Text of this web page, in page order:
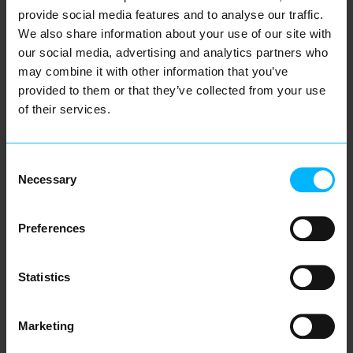
provide social media features and to analyse our traffic.
We also share information about your use of our site with
our social media, advertising and analytics partners who
may combine it with other information that you’ve
provided to them or that they’ve collected from your use
of their services.
Selection
Necessary
Preferences
Statistics
Marketing
UNSERE STANDORTE
Geben Sie Ihre Adresse für eine
Wegbeschreibung ein
Intelligente Energie beginnt hier -
Niederlande